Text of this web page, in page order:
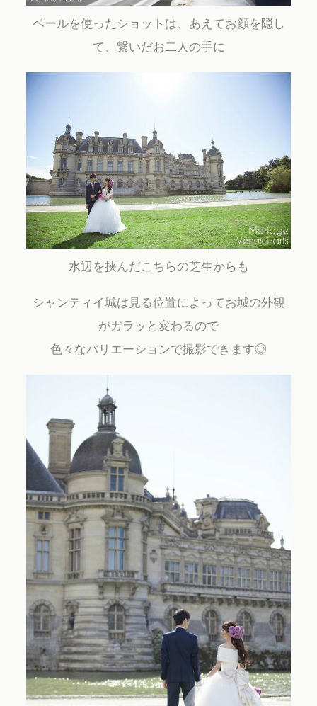
ベールを使ったショットは、あえてお顔を隠し
て、繋いだお二人の手に
水辺を挟んだこちらの芝生からも
シャンティイ城は見る位置によってお城の外観
がガラッと変わるので
色々なバリエーションで撮影できます◎